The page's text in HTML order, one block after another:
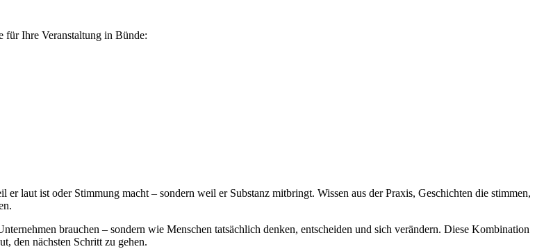
für Ihre Veranstaltung in Bünde:
laut ist oder Stimmung macht – sondern weil er Substanz mitbringt. Wissen aus der Praxis, Geschichten die stimmen,
brauchen – sondern wie Menschen tatsächlich denken, entscheiden und sich verändern. Diese Kombination
den nächsten Schritt zu gehen.